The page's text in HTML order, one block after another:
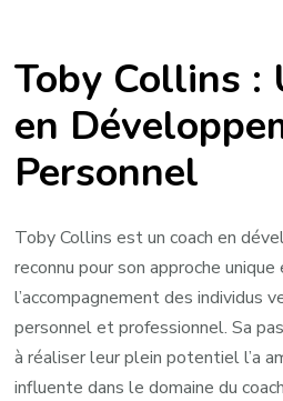
de
Toby
Collins
Toby Collins :
en
Personnel
Toby Collins est un coach en
reconnu pour son approche
l’accompagnement des individus
personnel et professionnel. Sa
à réaliser leur plein potentiel l’a
influente dans le domaine du